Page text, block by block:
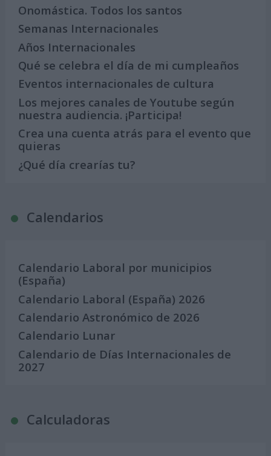
Onomástica. Todos los santos
Semanas Internacionales
Años Internacionales
Qué se celebra el día de mi cumpleaños
Eventos internacionales de cultura
Los mejores canales de Youtube según
nuestra audiencia. ¡Participa!
Crea una cuenta atrás para el evento que
quieras
¿Qué día crearías tu?
Calendarios
Calendario Laboral por municipios
(España)
Calendario Laboral (España) 2026
Calendario Astronómico de 2026
Calendario Lunar
Calendario de Días Internacionales de
2027
Calculadoras